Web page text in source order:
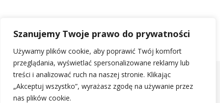
Szanujemy Twoje prawo do prywatności
Używamy plików cookie, aby poprawić Twój komfort
przeglądania, wyświetlać spersonalizowane reklamy lub
treści i analizować ruch na naszej stronie. Klikając
„Akceptuj wszystko”, wyrażasz zgodę na używanie przez
nas plików cookie.
© 2024 Stowarzyszenie Inspiracja-Aktywacja Wszelkie prawa
zastrzeżone.